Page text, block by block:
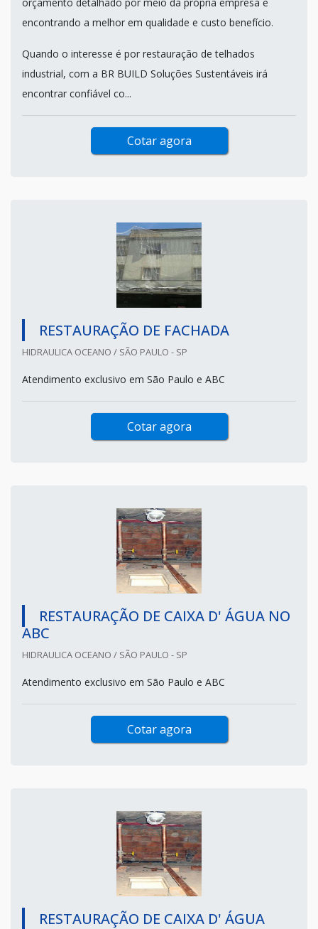
encontrando a melhor em qualidade e custo benefício.
Quando o interesse é por restauração de telhados
industrial, com a BR BUILD Soluções Sustentáveis irá
encontrar confiável co...
Cotar agora
RESTAURAÇÃO DE FACHADA
HIDRAULICA OCEANO / SÃO PAULO - SP
Atendimento exclusivo em São Paulo e ABC
Cotar agora
RESTAURAÇÃO DE CAIXA D' ÁGUA NO
ABC
HIDRAULICA OCEANO / SÃO PAULO - SP
Atendimento exclusivo em São Paulo e ABC
Cotar agora
RESTAURAÇÃO DE CAIXA D' ÁGUA